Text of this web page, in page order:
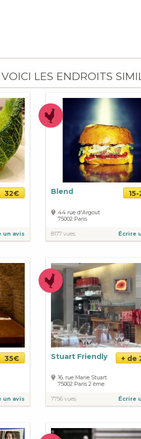
LES ENDROITS
32€
un avis
Blend
44 rue d'Argout
75002 Paris
8177 vues Écrire
35€
un avis
Stuart Friendly + de
16, rue Marie Stuart
75002 Paris 2 ème
7756 vues Écrire